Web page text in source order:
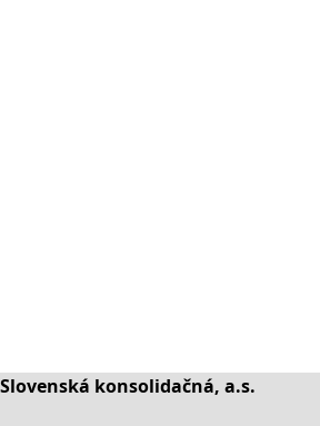
Slovenská konsolidačná, a.s.